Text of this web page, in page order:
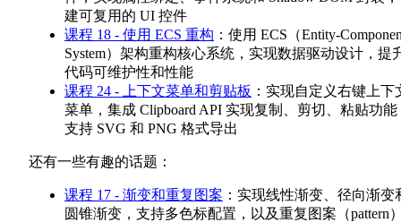
建可复用的 UI 控件
课程 18 - 使用 ECS 重构 ：使用 ECS（Entity-
System）架构重构核心系统，实现数据驱动设计，提
代码可维护性和性能
课程 24 - 上下文菜单和剪贴板 ：实现自定义右键上下
菜单，集成 Clipboard API 实现复制、剪切、粘贴功能
支持 SVG 和 PNG 格式导出
还有一些有趣的话题：
课程 17 - 渐变和重复图案 ：实现线性渐变、径向渐变
圆锥渐变，支持多色标配置，以及重复图案（pattern